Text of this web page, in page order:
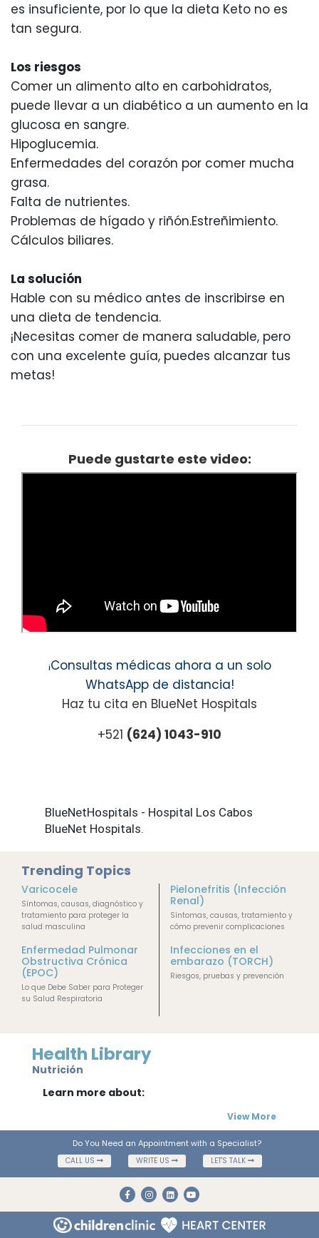
es insuficiente, por lo que la dieta Keto no es
tan segura.
Los riesgos
Comer un alimento alto en carbohidratos,
puede llevar a un diabético a un aumento en la
glucosa en sangre.
Hipoglucemia.
Enfermedades del corazón por comer mucha
grasa.
Falta de nutrientes.
Problemas de hígado y riñón.Estreñimiento.
Cálculos biliares.
La solución
Hable con su médico antes de inscribirse en
una dieta de tendencia.
¡Necesitas comer de manera saludable, pero
con una excelente guía, puedes alcanzar tus
metas!
Puede gustarte este video:
¡Consultas médicas ahora a un solo
WhatsApp de distancia!
Haz tu cita en BlueNet Hospitals
+521 (624) 1043-910
BlueNetHospitals - Hospital Los Cabos
BlueNet Hospitals.
Trending Topics
Varicocele
Síntomas, causas, diagnóstico y
tratamiento para proteger la
salud masculina
Pielonefritis (Infección
Renal)
Síntomas, causas, tratamiento y
cómo prevenir complicaciones
Enfermedad Pulmonar
Obstructiva Crónica
(EPOC)
Lo que Debe Saber para Proteger
su Salud Respiratoria
Infecciones en el
embarazo (TORCH)
Riesgos, pruebas y prevención
Health Library
Nutrición
Learn more about:
View More
Do You Need an Appointment with a Specialist?
CALL US WRITE US LET'S TALK